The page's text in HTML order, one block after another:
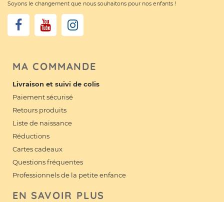
Soyons le changement que nous souhaitons pour nos enfants !
MA COMMANDE
Livraison et suivi de colis
Paiement sécurisé
Retours produits
Liste de naissance
Réductions
Cartes cadeaux
Questions fréquentes
Professionnels de la petite enfance
EN SAVOIR PLUS